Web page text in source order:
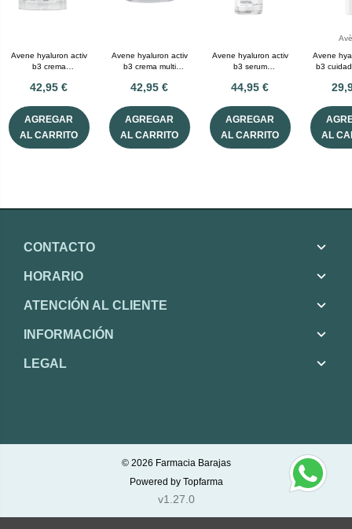
Avene hyaluron activ
b3 crema
50 mL
42,95 €
AGREGAR
AL CARRITO
Avene hyaluron activ
b3 crema multi
mL
42,95 €
AGREGAR
AL CARRITO
Avene hyaluron activ
b3 serum
voluminizador 30 mL
44,95 €
AGREGAR
AL CARRITO
Avene
b3
AL
CONTACTO
HORARIO
ATENCIÓN AL CLIENTE
INFORMACIÓN
LEGAL
© 2026 Farmacia Barajas
Powered by Topfarma
v1.27.0